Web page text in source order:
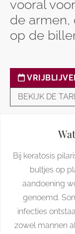
vooral
de armen,
op de
BEKIJK DE
Bij keratosis
bultjes op
aandoening
genoemd.
infecties
zowel mannen